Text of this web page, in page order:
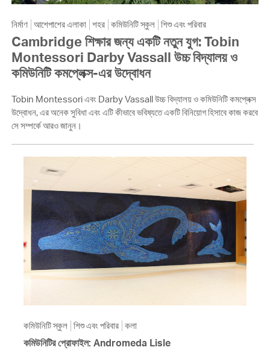
নির্মাণ আশেপাশের এলাকা শহর কমিউনিটি স্কুল শিশু এবং পরিবার
Cambridge শিক্ষার জন্য একটি নতুন যুগ: Tobin
Montessori Darby Vassall উচ্চ বিদ্যালয় ও
কমিউনিটি কমপ্লেক্স-এর উদ্বোধন
Tobin Montessori এবং Darby Vassall উচ্চ বিদ্যালয় ও কমিউনিটি কমপ্লেক্স
উদ্বোধন, এর অনেক সুবিধা এবং এটি কীভাবে ভবিষ্যতে একটি বিনিয়োগ হিসাবে কাজ করবে
সে সম্পর্কে আরও জানুন।
কমিউনিটি স্কুল শিশু এবং পরিবার কলা
কমিউনিটির প্রোফাইল: Andromeda Lisle